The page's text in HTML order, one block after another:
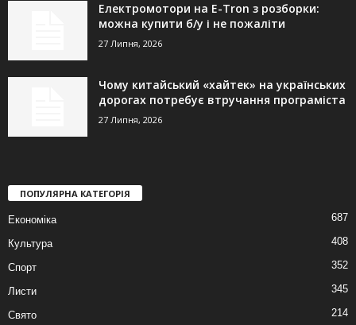
Електромотори на E-Tron з розборки:
можна купити б/у і не пожаліти
27 Липня, 2026
Чому китайський «хайтек» на українських
дорогах потребує втручання програміста
27 Липня, 2026
ПОПУЛЯРНА КАТЕГОРІЯ
Економіка 687
Культура 408
Спорт 352
Листи 345
Свято 214